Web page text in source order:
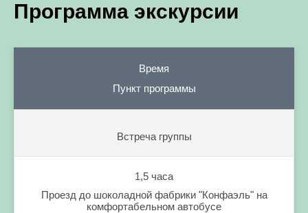
Программа экскурсии
Время
Пункт программы
Встреча группы
1,5 часа
Проезд до шоколадной фабрики "Конфаэль" на
комфортабельном автобусе